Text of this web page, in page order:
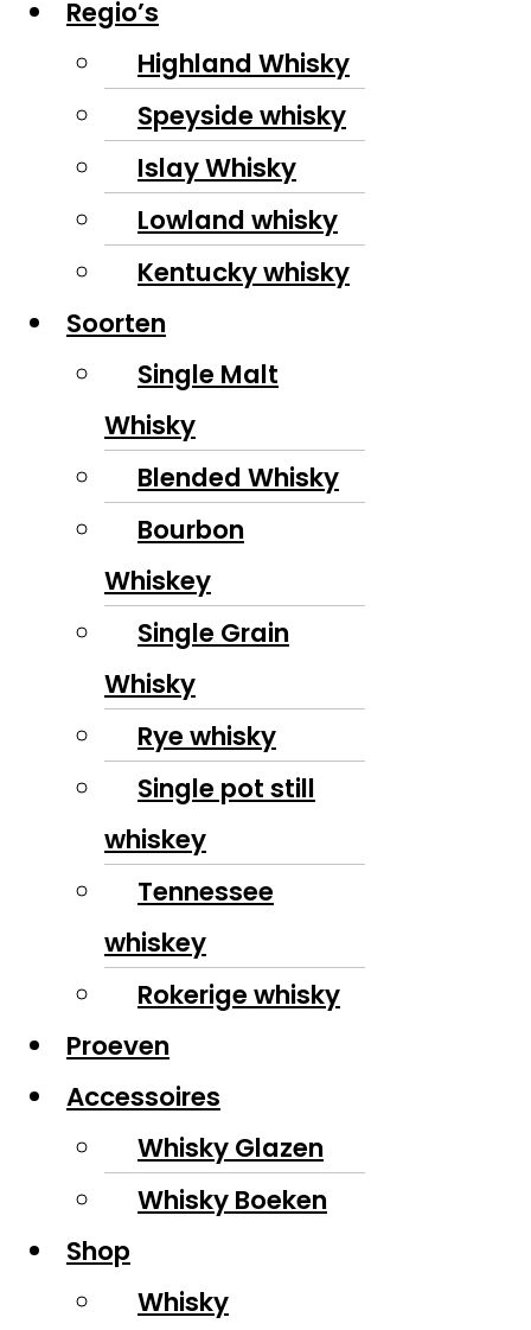
Regio’s
Highland Whisky
Speyside whisky
Islay Whisky
Lowland whisky
Kentucky whisky
Soorten
Single Malt
Whisky
Blended Whisky
Bourbon
Whiskey
Single Grain
Whisky
Rye whisky
Single pot still
whiskey
Tennessee
whiskey
Rokerige whisky
Proeven
Accessoires
Whisky Glazen
Whisky Boeken
Shop
Whisky